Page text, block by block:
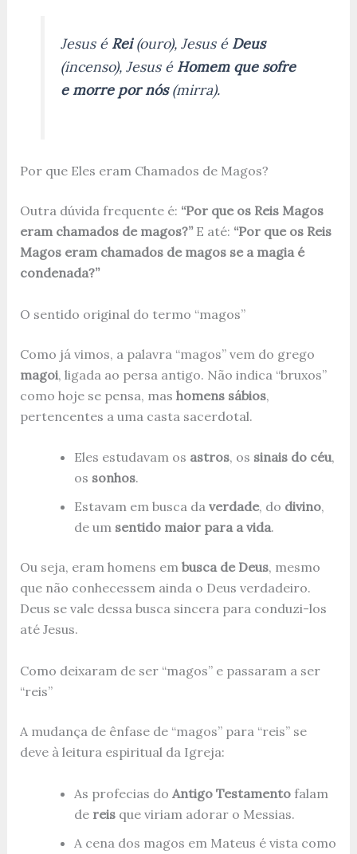
Jesus é Rei(ouro), Jesus é Deus
(incenso), Jesus é Homem que sofre
e morre por nós(mirra).
Por que Eles eram Chamados de Magos?
Outra dúvida frequente é: “Por que os Reis Magos
eram chamados de magos?”E até: “Por que os Reis
Magos eram chamados de magos se a magia é
condenada?”
O sentido original do termo “magos”
Como já vimos, a palavra “magos” vem do grego
magoi, ligada ao persa antigo. Não indica “bruxos”
como hoje se pensa, mas homens sábios,
pertencentes a uma casta sacerdotal.
Eles estudavam os astros, os sinais do céu,
os sonhos.
Estavam em busca da verdade, do divino,
de um sentido maior para a vida.
Ou seja, eram homens em busca de Deus, mesmo
que não conhecessem ainda o Deus verdadeiro.
Deus se vale dessa busca sincera para conduzi-los
até Jesus.
Como deixaram de ser “magos” e passaram a ser
“reis”
A mudança de ênfase de “magos” para “reis” se
deve à leitura espiritual da Igreja:
As profecias do Antigo Testamentofalam
de reisque viriam adorar o Messias.
A cena dos magos em Mateus é vista como